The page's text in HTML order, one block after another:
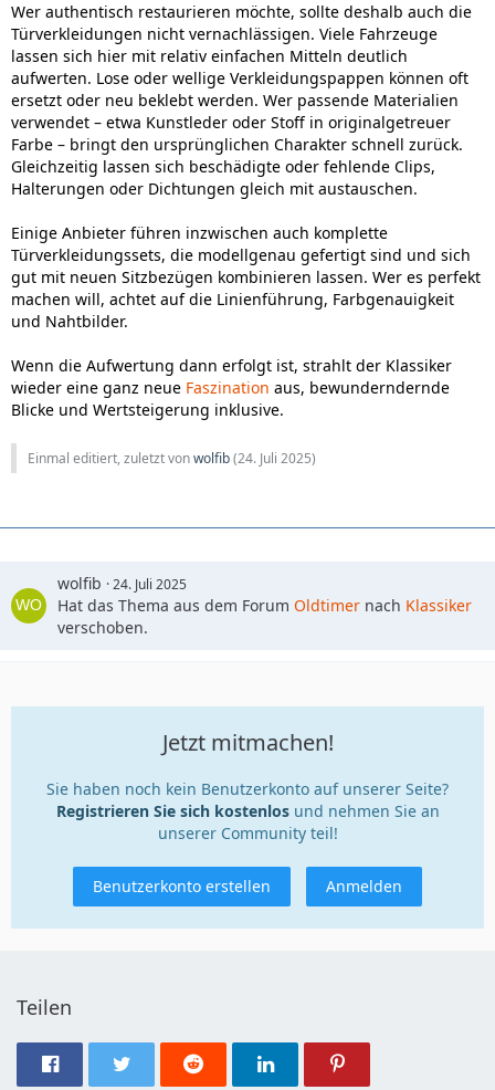
Wer authentisch restaurieren möchte, sollte deshalb auch die
Türverkleidungen nicht vernachlässigen. Viele Fahrzeuge
lassen sich hier mit relativ einfachen Mitteln deutlich
aufwerten. Lose oder wellige Verkleidungspappen können oft
ersetzt oder neu beklebt werden. Wer passende Materialien
verwendet – etwa Kunstleder oder Stoff in originalgetreuer
Farbe – bringt den ursprünglichen Charakter schnell zurück.
Gleichzeitig lassen sich beschädigte oder fehlende Clips,
Halterungen oder Dichtungen gleich mit austauschen.
Einige Anbieter führen inzwischen auch komplette
Türverkleidungssets, die modellgenau gefertigt sind und sich
gut mit neuen Sitzbezügen kombinieren lassen. Wer es perfekt
machen will, achtet auf die Linienführung, Farbgenauigkeit
und Nahtbilder.
Wenn die Aufwertung dann erfolgt ist, strahlt der Klassiker
wieder eine ganz neue Faszination aus, bewunderndernde
Blicke und Wertsteigerung inklusive.
Einmal editiert, zuletzt vonwolfib(24. Juli 2025)
wolfib 24. Juli 2025
Hat das Thema aus dem Forum Oldtimer nach Klassiker
verschoben.
Jetzt mitmachen!
Sie haben noch kein Benutzerkonto auf unserer Seite?
Registrieren Sie sich kostenlosund nehmen Sie an
unserer Community teil!
Benutzerkonto erstellen Anmelden
Teilen